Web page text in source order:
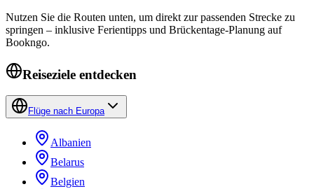
Nutzen Sie die Routen unten, um direkt zur passenden Strecke zu
springen – inklusive Ferientipps und Brückentage-Planung auf
Bookngo.
Reiseziele entdecken
Flüge nach Europa
Albanien
Belarus
Belgien